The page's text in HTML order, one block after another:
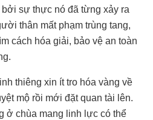
sự thực nó đã từng xảy ra
thân mất phạm trùng tang,
cách hóa giải, bảo vệ an toàn
thiêng xin ít tro hóa vàng về
mộ rồi mới đặt quan tài lên.
ở chùa mang linh lực có thể